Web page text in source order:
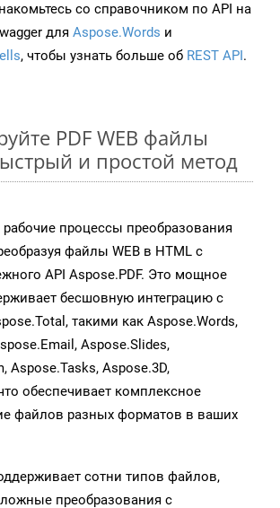
со справочником по API на
для Aspose.Words и
, чтобы узнать больше об REST API.
PDF WEB файлы
и простой метод
процессы преобразования
файлы WEB в HTML с
API Aspose.PDF. Это мощное
бесшовную интеграцию с
такими как Aspose.Words,
Aspose.Slides,
Aspose.Tasks, Aspose.3D,
обеспечивает комплексное
файлов разных форматов в ваших
сотни типов файлов,
преобразования с